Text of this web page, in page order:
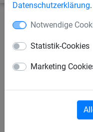
Datenschutzerklärung.
Notwendige
Statistik-Cookies
Marketing
Bauschutznetze
Ersatz-
Nutzlänge: